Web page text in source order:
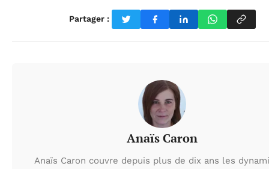
Partager :
Anaïs Caron
Anaïs Caron couvre depuis plus de dix ans les